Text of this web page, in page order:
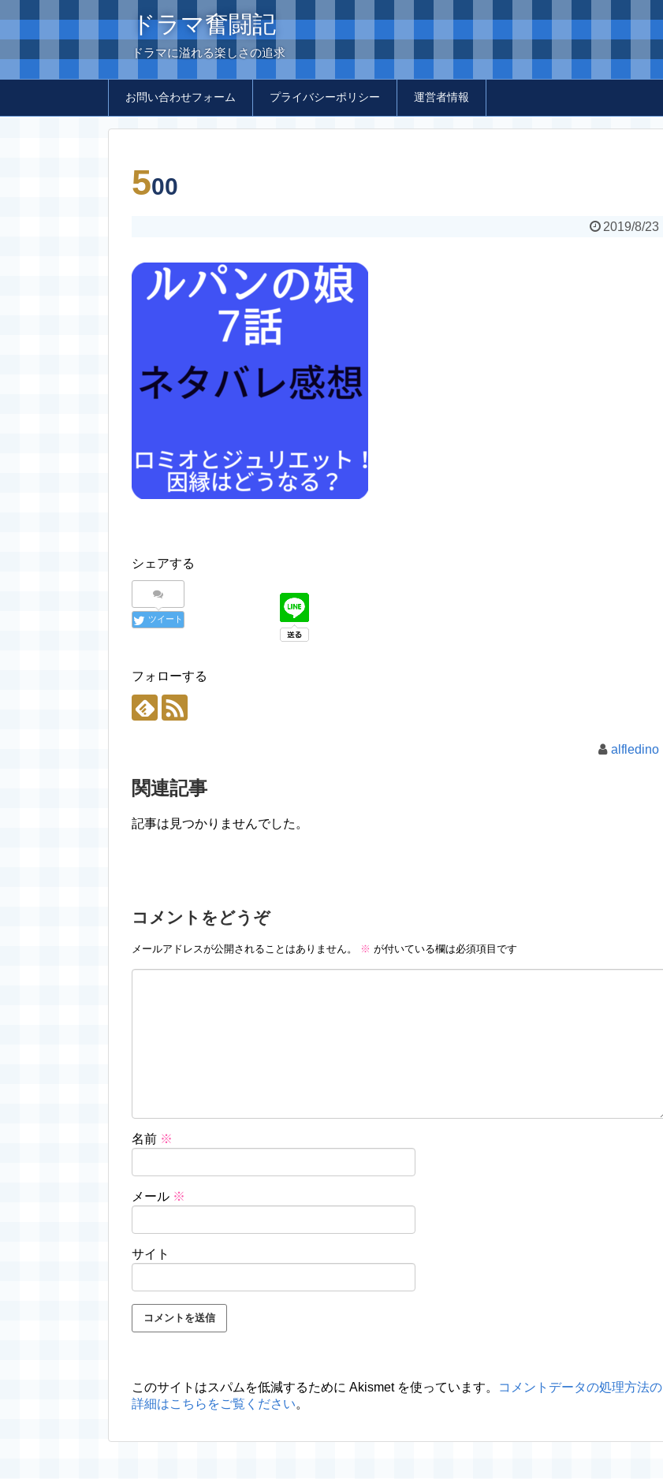
ドラマ奮闘記
ドラマに溢れる楽しさの追求
お問い合わせフォーム プライバシーポリシー 運営者情報
500
2019/8/23
シェアする
ツイート
フォローする
alfledino
関連記事
記事は見つかりませんでした。
コメントをどうぞ
メールアドレスが公開されることはありません。 ※ が付いている欄は必須項目です
名前 ※
メール ※
サイト
このサイトはスパムを低減するために Akismet を使っています。
コメントデータの処理方法の
詳細はこちらをご覧ください。